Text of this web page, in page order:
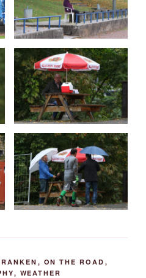
, ON THE ROAD ,
, WEATHER